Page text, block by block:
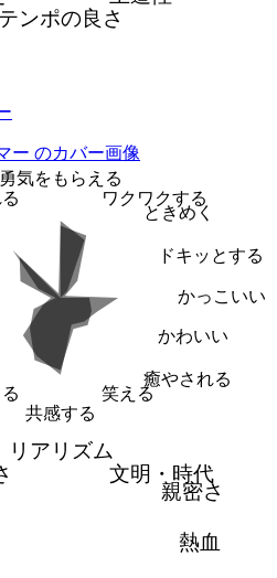
テンポの良さ
勇気をもらえる
ワクワクする
ときめく
ドキッとする
かっこいい
かわいい
癒やされる
笑える
共感する
リアリズム
文明・時代
親密さ
熱血